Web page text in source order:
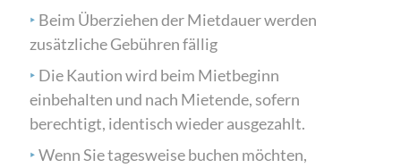
‣ Beim Überziehen der Mietdauer werden
zusätzliche Gebühren fällig
‣ Die Kaution wird beim Mietbeginn
einbehalten und nach Mietende, sofern
berechtigt, identisch wieder ausgezahlt.
‣Wenn Sie tagesweise buchen möchten,